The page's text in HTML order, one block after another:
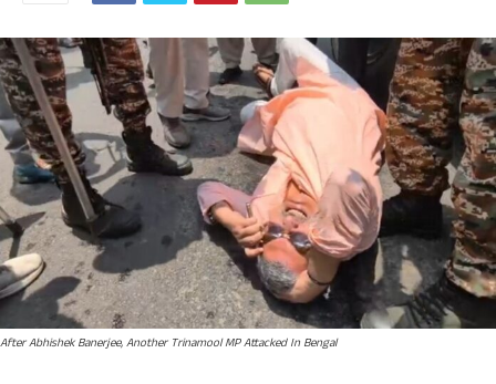
After Abhishek Banerjee, Another Trinamool MP Attacked In Bengal